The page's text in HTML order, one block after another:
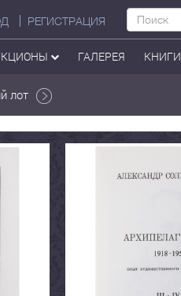
РЕГИСТРАЦИЯ
ГАЛЕРЕЯ КНИГИ
лот